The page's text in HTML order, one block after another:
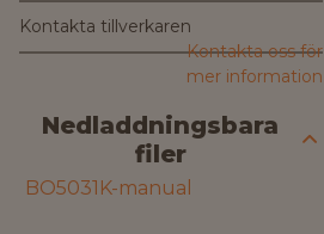
Kontakta tillverkaren
Kontakta oss för
mer information
Nedladdningsbara
filer
BO5031K-manual